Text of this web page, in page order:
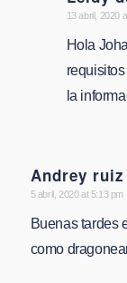
says:
13 abril, 2020
Hola
la
Andrey ruiz
says:
5 abril, 2020 at 5:13 pm
Buenas tardes
como